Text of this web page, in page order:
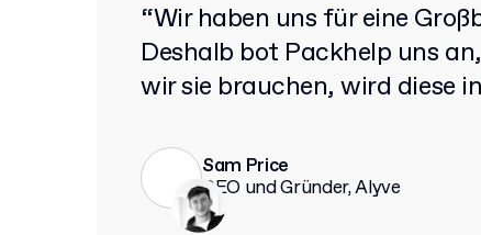
“Wir haben uns für eine
Deshalb bot Packhelp uns
wir sie brauchen, wird diese
Sam Price
CEO und Gründer, Alyve